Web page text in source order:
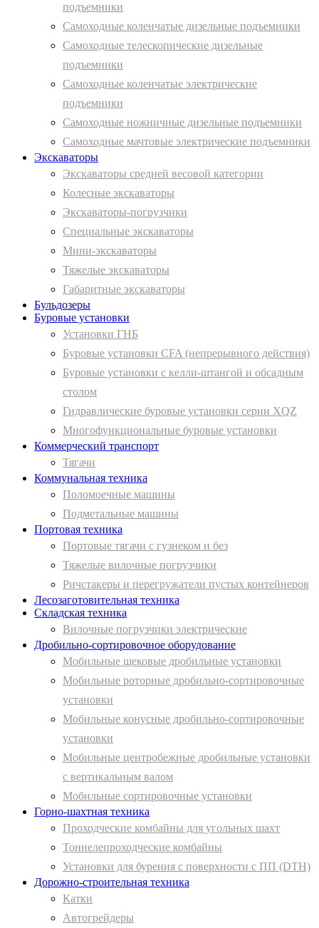
подъемники
Самоходные коленчатые дизельные подъемники
Самоходные телескопические дизельные
подъемники
Самоходные коленчатые электрические
подъемники
Самоходные ножничные дизельные подъемники
Самоходные мачтовые электрические подъемники
Экскаваторы
Экскаваторы средней весовой категории
Колесные экскаваторы
Экскаваторы-погрузчики
Специальные экскаваторы
Мини-экскаваторы
Тяжелые экскаваторы
Габаритные экскаваторы
Бульдозеры
Буровые установки
Установки ГНБ
Буровые установки CFA (непрерывного действия)
Буровые установки с келли-штангой и обсадным
столом
Гидравлические буровые установки серии XQZ
Многофункциональные буровые установки
Коммерческий транспорт
Тягачи
Коммунальная техника
Поломоечные машины
Подметальные машины
Портовая техника
Портовые тягачи с гузнеком и без
Тяжелые вилочные погрузчики
Ричстакеры и перегружатели пустых контейнеров
Лесозаготовительная техника
Складская техника
Вилочные погрузчики электрические
Дробильно-сортировочное оборудование
Мобильные щековые дробильные установки
Мобильные роторные дробильно-сортировочные
установки
Мобильные конусные дробильно-сортировочные
установки
Мобильные центробежные дробильные установки
с вертикальным валом
Мобильные сортировочные установки
Горно-шахтная техника
Проходческие комбайны для угольных шахт
Тоннелепроходческие комбайны
Установки для бурения с поверхности с ПП (DTH)
Дорожно-строительная техника
Катки
Автогрейдеры